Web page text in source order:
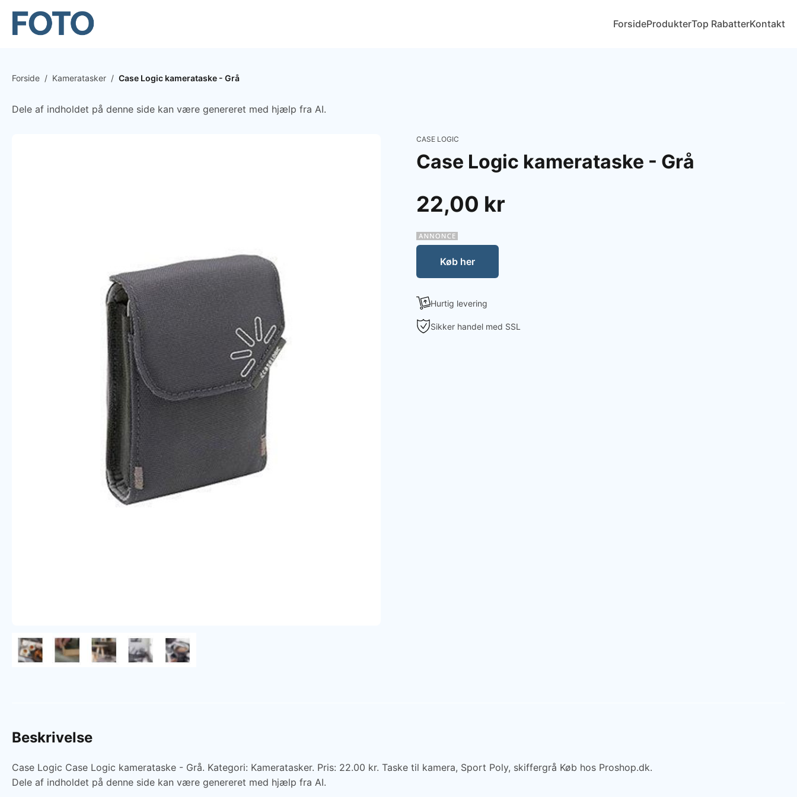
ForsideProdukterTop RabatterKontakt
Forside / Kameratasker / Case Logic kamerataske - Grå
Dele af indholdet på denne side kan være genereret med hjælp fra AI.
CASE LOGIC
Case Logic kamerataske - Grå
22,00 kr
Køb her
Hurtig levering
Sikker handel med SSL
Beskrivelse
Case Logic Case Logic kamerataske - Grå. Kategori: Kameratasker. Pris: 22.00 kr. Taske til kamera, Sport Poly, skiffergrå Køb hos Proshop.dk.
Dele af indholdet på denne side kan være genereret med hjælp fra AI.